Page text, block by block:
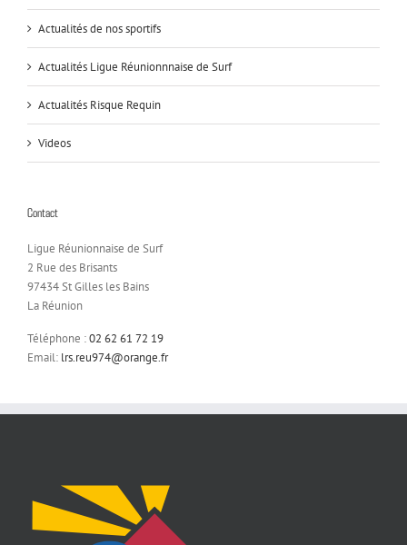
Actualités de nos sportifs
Actualités Ligue Réunionnnaise de Surf
Actualités Risque Requin
Videos
Contact
Ligue Réunionnaise de Surf
2 Rue des Brisants
97434 St Gilles les Bains
La Réunion
Téléphone :02 62 61 72 19
Email: lrs.reu974@orange.fr